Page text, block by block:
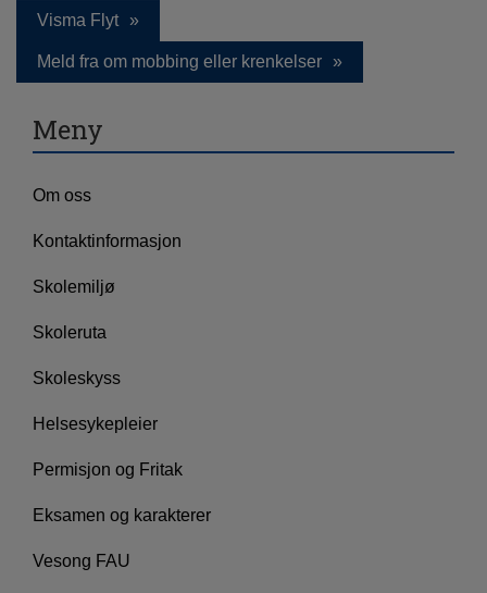
Visma Flyt
Meld fra om mobbing eller krenkelser
Meny
Om oss
Kontaktinformasjon
Skolemiljø
Skoleruta
Skoleskyss
Helsesykepleier
Permisjon og Fritak
Eksamen og karakterer
Vesong FAU